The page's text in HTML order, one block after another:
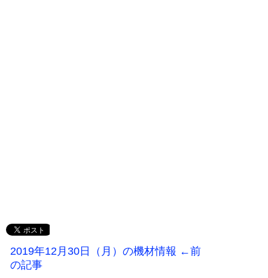
2019年12月30日（月）の機材情報 ←前
の記事